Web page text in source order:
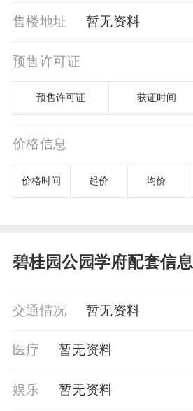
售楼地址 暂⽆资料
预售许可证
预售许可证 获证时间
价格信息
价格时间 起价 均价
碧桂园公园学府配套信息
交通情况 暂⽆资料
医疗 暂⽆资料
娱乐 暂⽆资料